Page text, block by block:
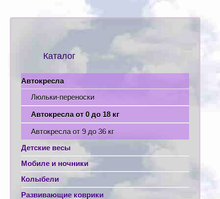
Каталог
Автокресла
Люльки-переноски
Автокресла от 0 до 18 кг
Автокресла от 9 до 36 кг
Детские весы
Мобиле и ночники
Колыбели
Развивающие коврики